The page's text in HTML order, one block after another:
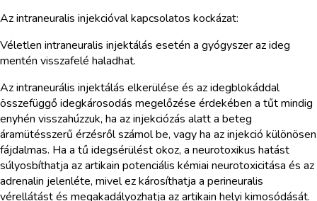
Az intraneuralis injekcióval kapcsolatos kockázat:
Véletlen intraneuralis injektálás esetén a gyógyszer az ideg
mentén visszafelé haladhat.
Az intraneurális injektálás elkerülése és az idegblokáddal
összefüggő idegkárosodás megelőzése érdekében a tűt mindig
enyhén visszahúzzuk, ha az injekciózás alatt a beteg
áramütésszerű érzésről számol be, vagy ha az injekció különösen
fájdalmas. Ha a tű idegsérülést okoz, a neurotoxikus hatást
súlyosbíthatja az artikain potenciális kémiai neurotoxicitása és az
adrenalin jelenléte, mivel ez károsíthatja a perineuralis
vérellátást és megakadályozhatja az artikain helyi kimosódását.